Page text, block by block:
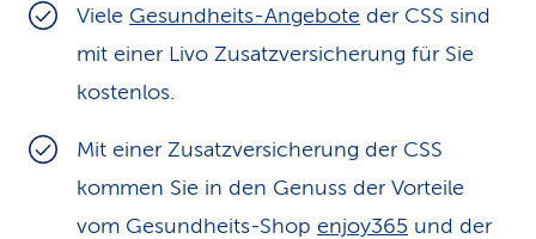
Viele Gesundheits-Angebote der CSS sind
mit einer Livo Zusatz­versiche­rung für Sie
kostenlos.
Mit einer Zusatzversicherung der CSS
kommen Sie in den Genuss der Vorteile
vom Gesundheits-Shop enjoy365 und der